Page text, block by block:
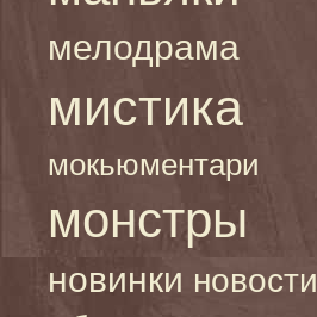
мелодрама
мистика
мокьюментари
монстры
новинки новости